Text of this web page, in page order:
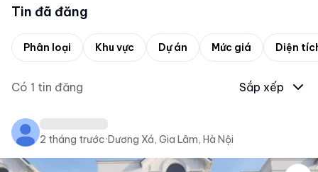
Tin đã đăng
Phân loại Khu vực Dự án Mức giá Diện
Có 1 tin đăng Sắp xếp
2 tháng trước·Dương Xá, Gia Lâm, Hà Nội